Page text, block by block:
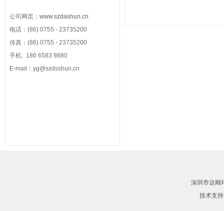
公司网页： www.szdashun.cn
电话：(86) 0755 - 23735200
传真：(86) 0755 - 23735200
手机: 186 6583 9880
E-mail：yg@szdsshun.cn
深圳市达顺
技术支